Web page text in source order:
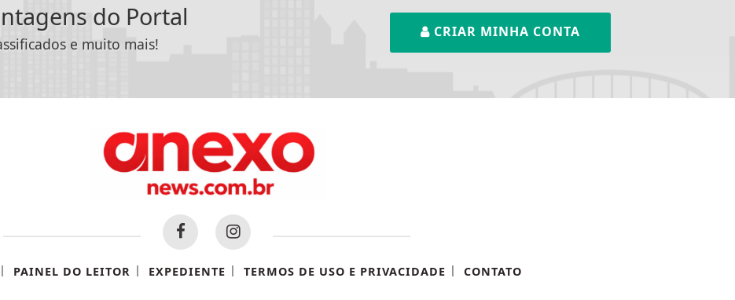
do Portal
e muito mais!
CRIAR MINHA CONTA
| PAINEL DO LEITOR | EXPEDIENTE | TERMOS DE USO E PRIVACIDADE | CONTATO